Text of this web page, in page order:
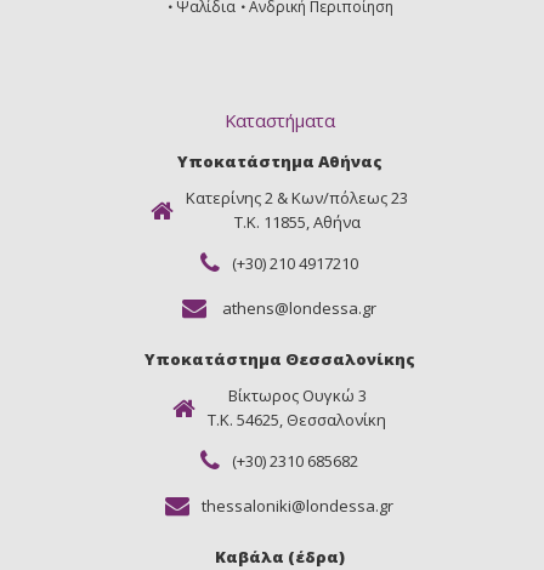
Ψαλίδια
Ανδρική Περιποίηση
Καταστήματα
Υποκατάστημα Αθήνας
Κατερίνης 2 & Κων/πόλεως 23
Τ.Κ. 11855, Αθήνα
(+30) 210 4917210
athens@londessa.gr
Υποκατάστημα Θεσσαλονίκης
Βίκτωρος Ουγκώ 3
Τ.Κ. 54625, Θεσσαλονίκη
(+30) 2310 685682
thessaloniki@londessa.gr
Καβάλα (έδρα)